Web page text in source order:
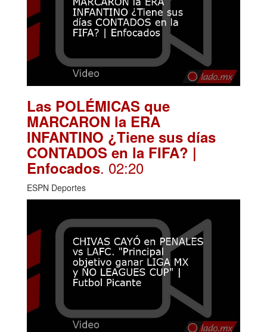
Las POLÉMICAS que
MARCARON la ERA
INFANTINO ¿Tiene sus días
CONTADOS en la FIFA? |
Enfocados. 02:20
ESPN Deportes